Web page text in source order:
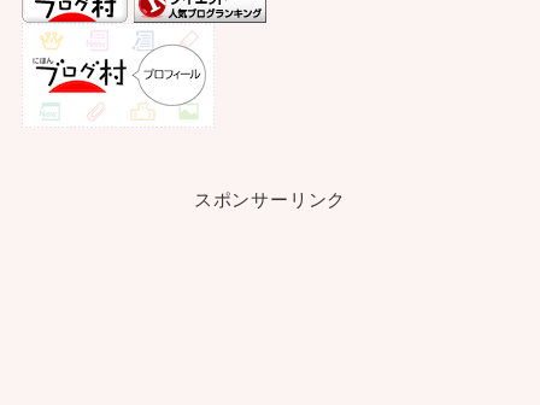
スポンサーリンク